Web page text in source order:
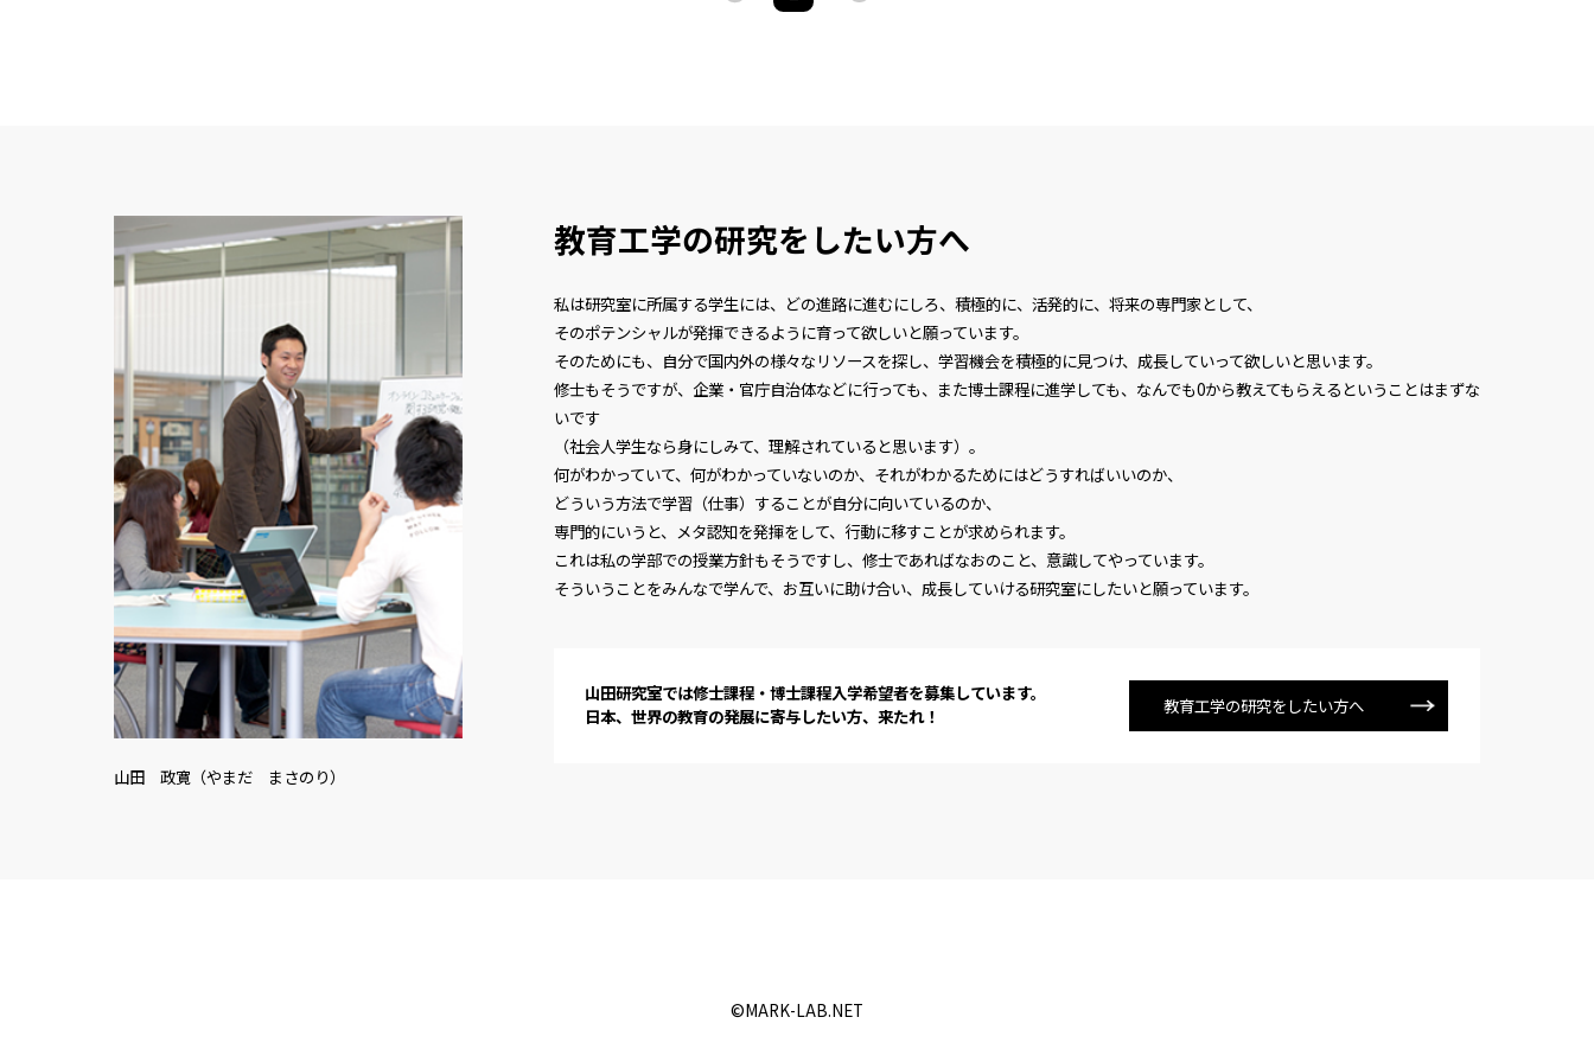
教育工学の研究をしたい方へ
私は研究室に所属する学生には、どの進路に進むにしろ、積極的に、活発的に、将来の専門家として、
そのポテンシャルが発揮できるように育って欲しいと願っています。
そのためにも、自分で国内外の様々なリソースを探し、学習機会を積極的に見つけ、成長していって欲しいと思います。
修士もそうですが、企業・官庁自治体などに行っても、また博士課程に進学しても、なんでも0から教えてもらえるということはまずな
いです
（社会人学生なら身にしみて、理解されていると思います）。
何がわかっていて、何がわかっていないのか、それがわかるためにはどうすればいいのか、
どういう方法で学習（仕事）することが自分に向いているのか、
専門的にいうと、メタ認知を発揮をして、行動に移すことが求められます。
これは私の学部での授業方針もそうですし、修士であればなおのこと、意識してやっています。
そういうことをみんなで学んで、お互いに助け合い、成長していける研究室にしたいと願っています。
山田研究室では修士課程・博士課程入学希望者を募集しています。
日本、世界の教育の発展に寄与したい方、来たれ！
教育工学の研究をしたい方へ
山田 政寛（やまだ まさのり）
©️MARK-LAB.NET